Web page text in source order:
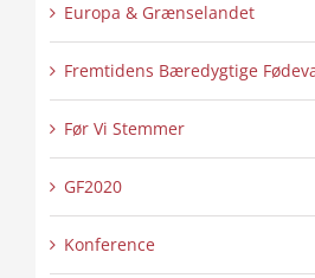
Europa & Grænselandet
Fremtidens Bæredygtige
Før Vi Stemmer
GF2020
Konference